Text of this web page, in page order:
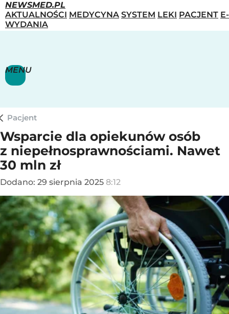
NEWSMED.PL
AKTUALNOŚCI MEDYCYNA SYSTEM LEKI PACJENT E-
WYDANIA
MENU
Pacjent
Wsparcie dla opiekunów osób
z niepełnosprawnościami. Nawet
30 mln zł
Dodano: 29 sierpnia 2025 8:12